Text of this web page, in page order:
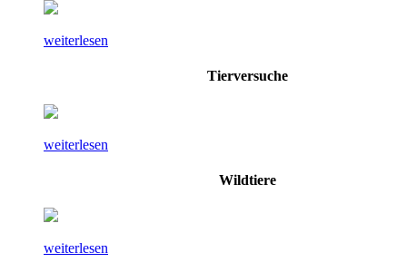
weiterlesen
Tierversuche
weiterlesen
Wildtiere
weiterlesen